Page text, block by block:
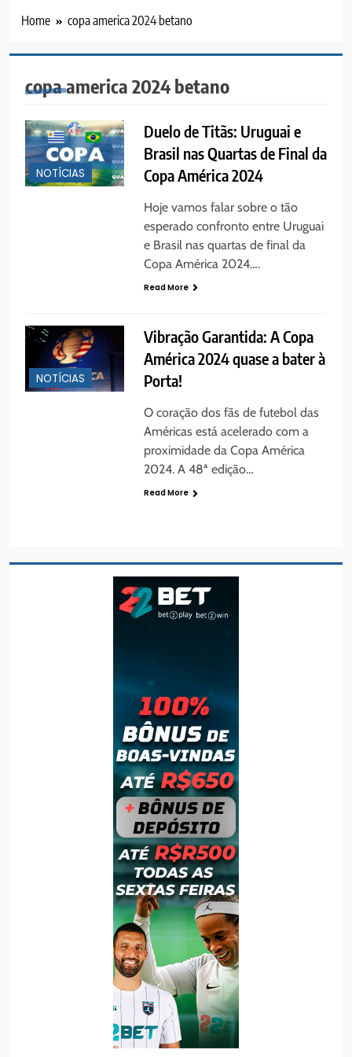
Home copa america 2024 betano
copa america 2024 betano
NOTÍCIAS
Duelo de Titãs: Uruguai e
Brasil nas Quartas de Final da
Copa América 2024
Hoje vamos falar sobre o tão
esperado confronto entre Uruguai
e Brasil nas quartas de final da
Copa América 2024….
Read More
NOTÍCIAS
Vibração Garantida: A Copa
América 2024 quase a bater à
Porta!
O coração dos fãs de futebol das
Américas está acelerado com a
proximidade da Copa América
2024. A 48ª edição…
Read More